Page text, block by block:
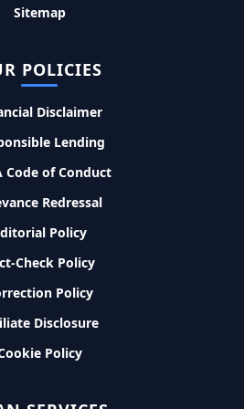
किसानों को भारत सरकार की इस योजना के
साथ ही मिलेगी 60% तक सब्सिडी
बिना गारंटी दे रहा है इतने लाख का लोन, केवल
मुर्गी पालन करने के लिए ले सकते है पुरे 9
है तगड़ी सब्सिडी
Loan Scheme: अब किसान साथी PM
से ले सकते है 5 लाख तक लोन, सिर्फ 4% लगेगा
Sitemap
POLICIES
Disclaimer
Lending
Code of Conduct
Redressal
Policy
Check Policy
Policy
Disclosure
Policy